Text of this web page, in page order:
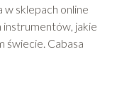
sklepach online
instrumentów, jakie
świecie. Cabasa